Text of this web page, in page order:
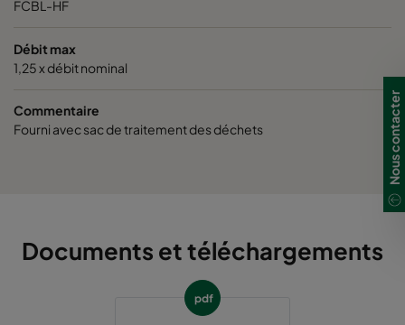
FCBL-HF
Débit max
1,25 x débit nominal
Commentaire
Fourni avec sac de traitement des déchets
Documents et téléchargements
pdf
Nous contacter